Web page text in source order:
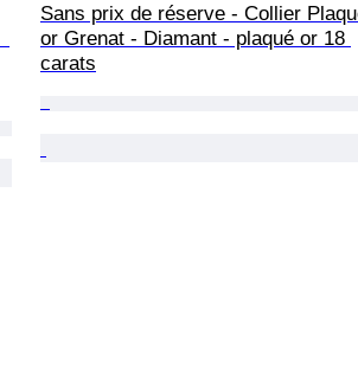
Sans prix de réserve - Collier
or Grenat - Diamant - plaqué or 18
carats